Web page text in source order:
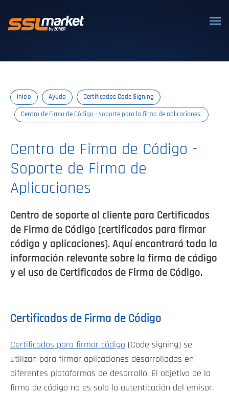
Certificados SSL/TLS confiables
Inicio Ayuda Certificados Code Signing
Centro de Firma de Código - soporte para la firma de aplicaciones.
Centro de Firma de Código -
Soporte de Firma de
Aplicaciones
Centro de soporte al cliente para Certificados
de Firma de Código (certificados para firmar
código y aplicaciones). Aquí encontrará toda la
información relevante sobre la firma de código
y el uso de Certificados de Firma de Código.
Certificados de Firma de Código
Certificados para firmar código (Code signing) se
utilizan para firmar aplicaciones desarrolladas en
diferentes plataformas de desarrollo. El objetivo de la
firma de código no es solo la autenticación del emisor,